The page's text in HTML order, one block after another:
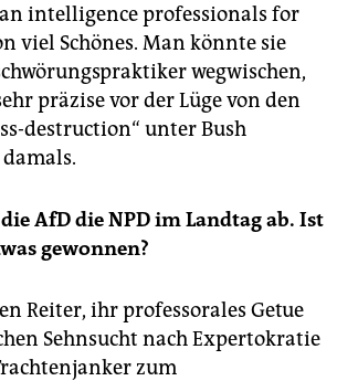
intelligence professionals for
viel Schönes. Man könnte sie
wegwischen,
präzise vor der Lüge von den
destruction“ unter Bush
AfD die NPD im Landtag ab. Ist
gewonnen?
Reiter, ihr professorales Getue
Sehnsucht nach Expertokratie
zum